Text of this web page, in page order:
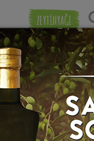
ZEYTİNYAĞI
Eşleşmeye